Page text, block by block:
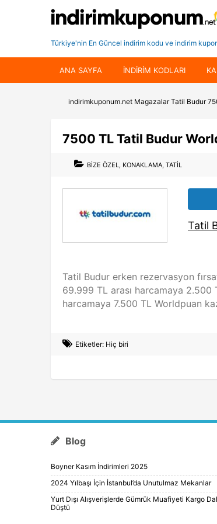
Türkiye'nin En Güncel indirim kodu ve indirim
ANA SAYFA INDIRIM KODLARI
indirimkuponum.net Magazalar Tatil Budur
7500 TL Tatil Budur
BIZE ÖZEL KONAKLAMA TATIL
Tatil
Tatil Budur erken rezervasyon
69.999 TL arası harcamaya 2.500
harcamaya 7.500 TL Worldpuan
Etiketler: Hiç biri
Blog
Boyner Kasım İndirimleri 2025
2024 Yılbaşı İçin İstanbul’da Unutulmaz Mekanlar
Yurt Dışı Alışverişlerde Gümrük Muafiyeti Kargo
Düştü